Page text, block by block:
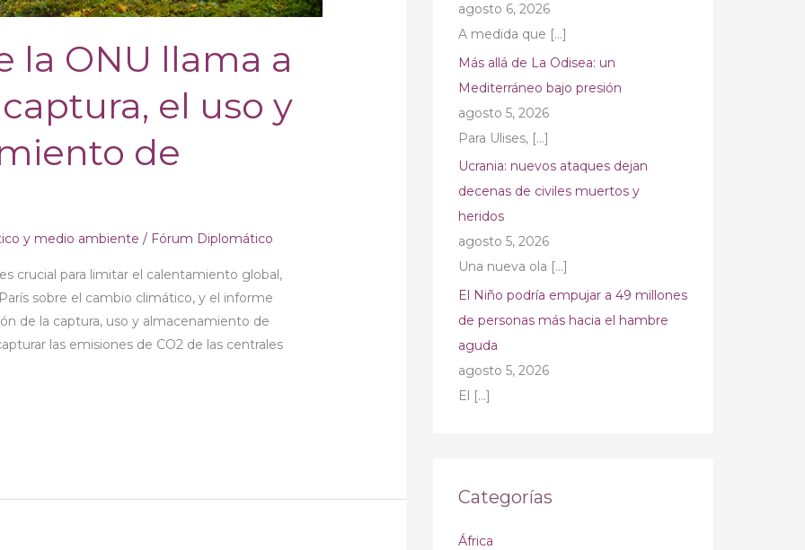
la ONU llama a
el uso y
de
y medio ambiente / Fórum Diplomático
crucial para limitar el calentamiento global,
sobre el cambio climático, y el informe
de la captura, uso y almacenamiento de
las emisiones de CO2 de las centrales
agosto 6, 2026
A medida que […]
Más allá de La Odisea: un
Mediterráneo bajo presión
agosto 5, 2026
Para Ulises, […]
Ucrania: nuevos ataques dejan
decenas de civiles muertos y
heridos
agosto 5, 2026
Una nueva ola […]
El Niño podría empujar a 49 millones
de personas más hacia el hambre
aguda
agosto 5, 2026
El […]
Categorías
África